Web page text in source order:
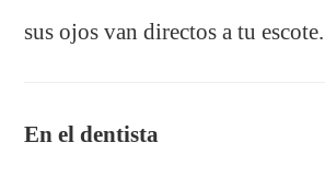
sus ojos van directos a tu escote.
En el dentista